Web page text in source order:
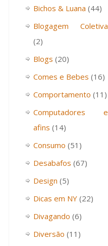
Bichos & Luana (44)
Blogagem Coletiva
(2)
Blogs (20)
Comes e Bebes (16)
Comportamento (11)
Computadores e
afins (14)
Consumo (51)
Desabafos (67)
Design (5)
Dicas em NY (22)
Divagando (6)
Diversão (11)